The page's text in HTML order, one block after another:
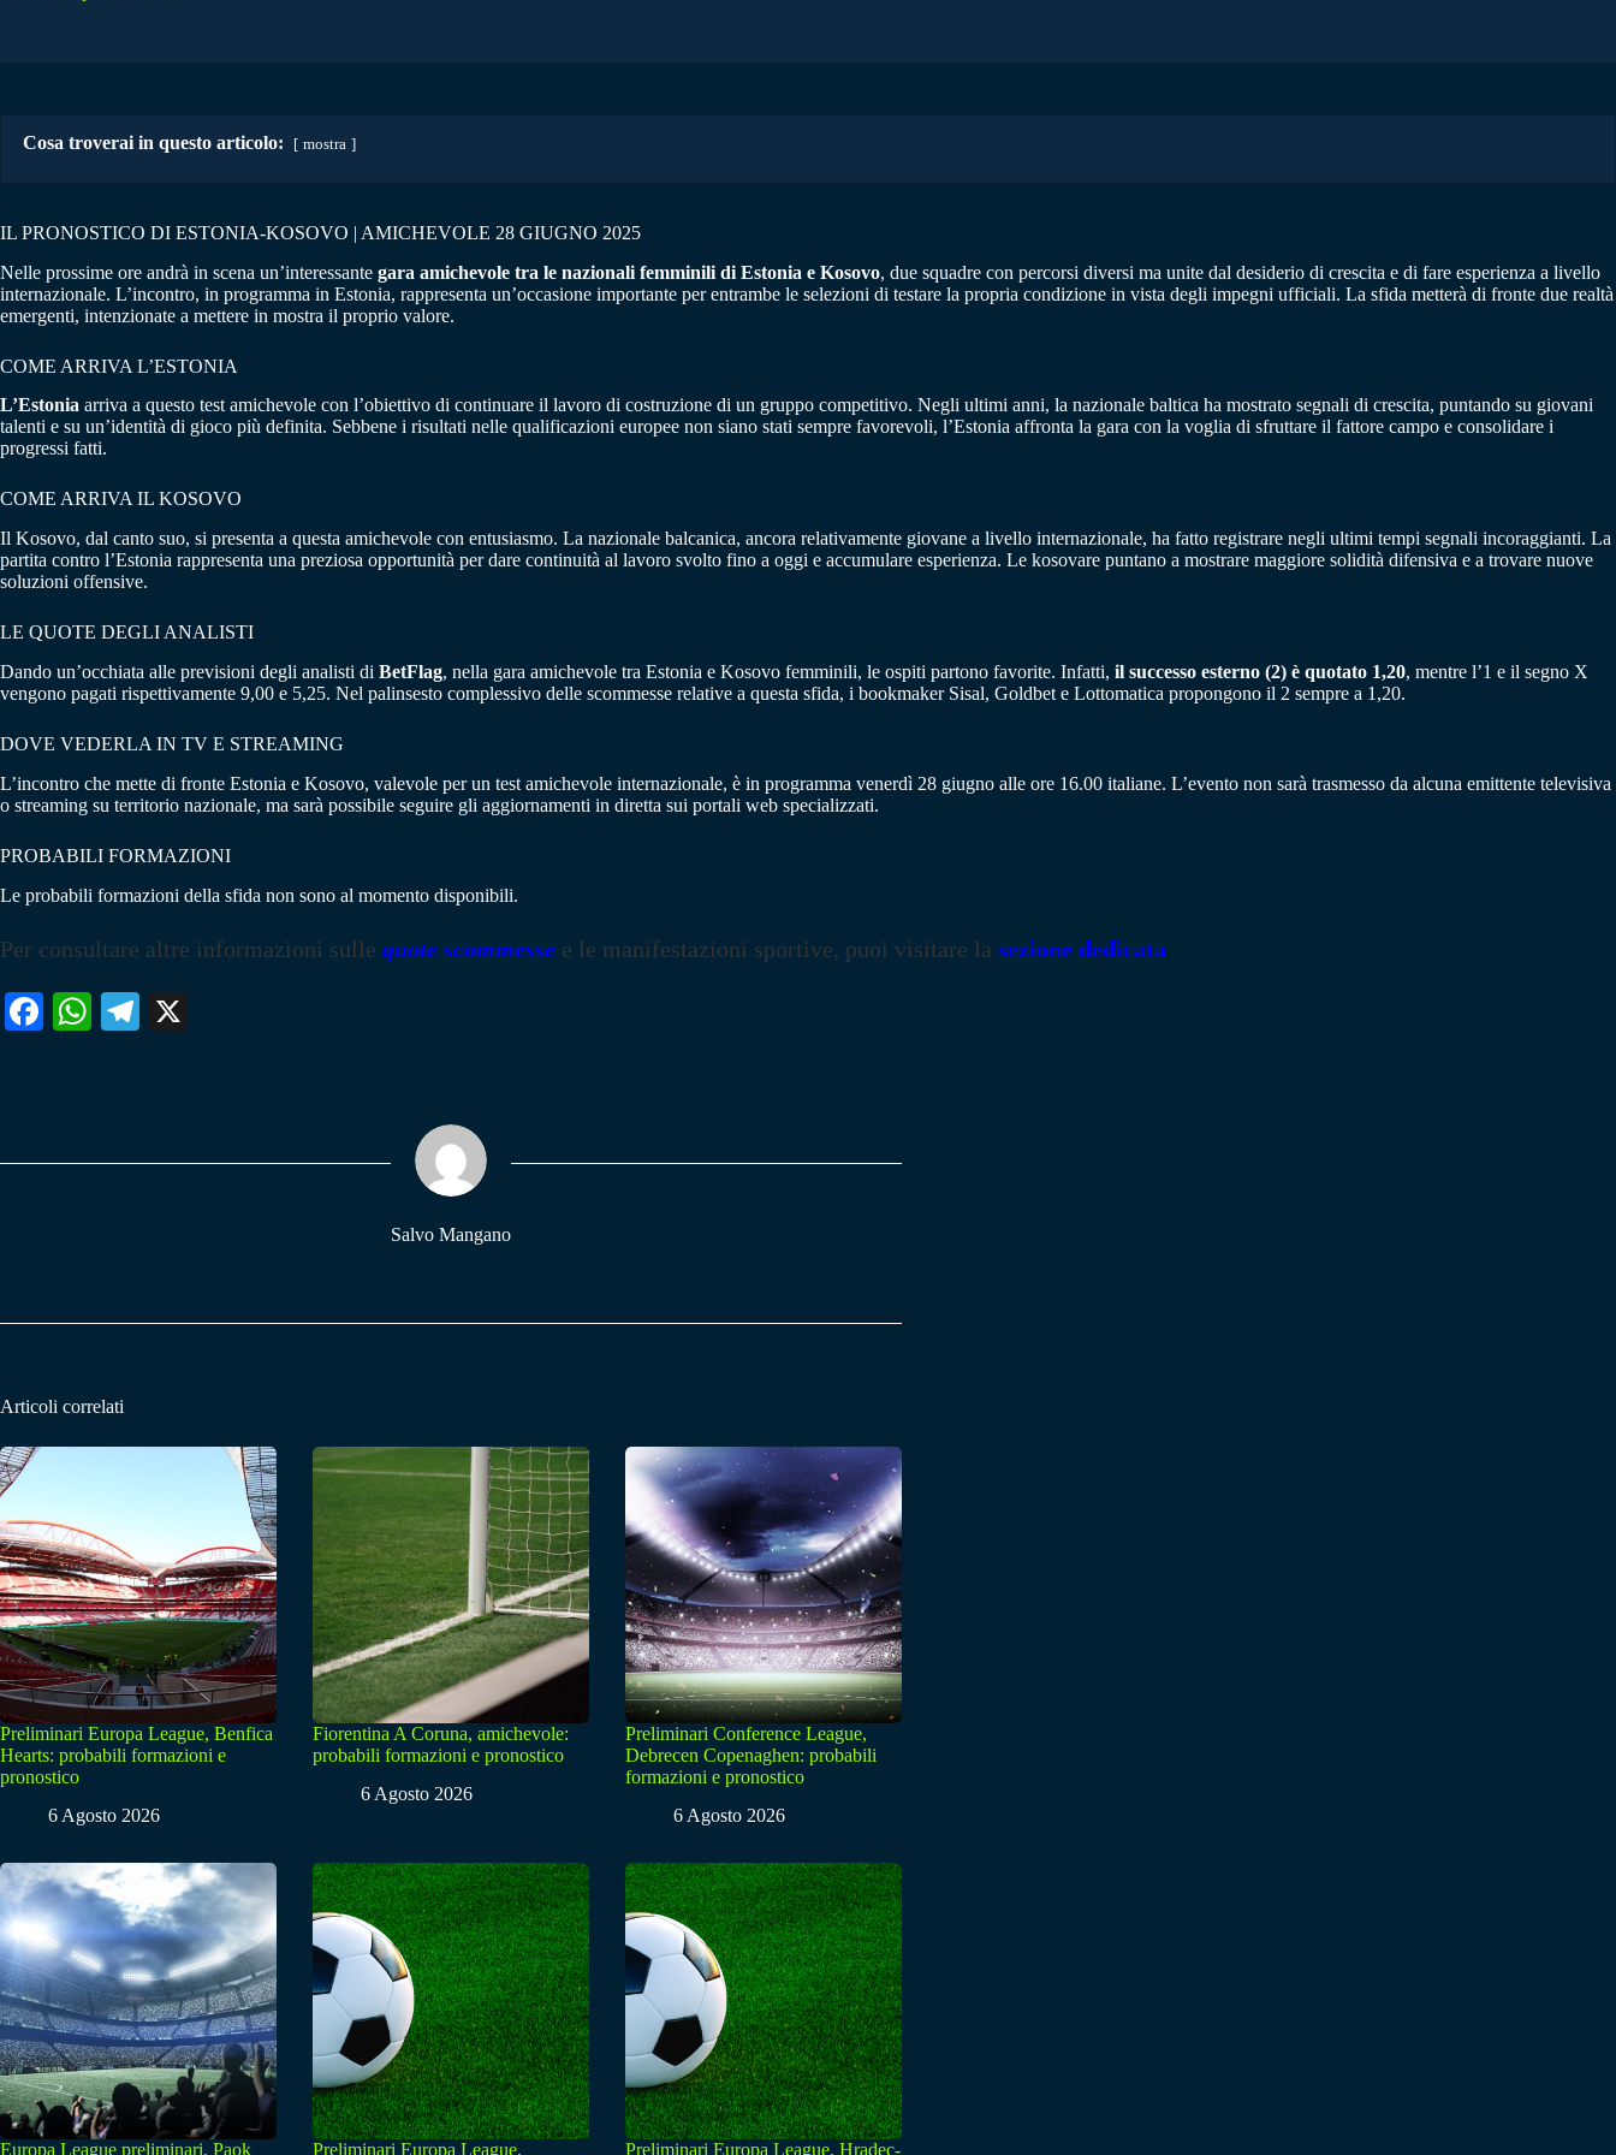
Cosa troverai in questo articolo: mostra
IL PRONOSTICO DI ESTONIA-KOSOVO | AMICHEVOLE 28 GIUGNO 2025
Nelle prossime ore andrà in scena un’interessante gara amichevole tra le nazionali femminili di Estonia e Kosovo, due squadre con percorsi diversi ma unite dal desiderio di crescita e di fare esperienza a livello
internazionale. L’incontro, in programma in Estonia, rappresenta un’occasione importante per entrambe le selezioni di testare la propria condizione in vista degli impegni ufficiali. La sfida metterà di fronte due realtà
emergenti, intenzionate a mettere in mostra il proprio valore.
COME ARRIVA L’ESTONIA
L’Estonia arriva a questo test amichevole con l’obiettivo di continuare il lavoro di costruzione di un gruppo competitivo. Negli ultimi anni, la nazionale baltica ha mostrato segnali di crescita, puntando su giovani
talenti e su un’identità di gioco più definita. Sebbene i risultati nelle qualificazioni europee non siano stati sempre favorevoli, l’Estonia affronta la gara con la voglia di sfruttare il fattore campo e consolidare i
progressi fatti.
COME ARRIVA IL KOSOVO
Il Kosovo, dal canto suo, si presenta a questa amichevole con entusiasmo. La nazionale balcanica, ancora relativamente giovane a livello internazionale, ha fatto registrare negli ultimi tempi segnali incoraggianti. La
partita contro l’Estonia rappresenta una preziosa opportunità per dare continuità al lavoro svolto fino a oggi e accumulare esperienza. Le kosovare puntano a mostrare maggiore solidità difensiva e a trovare nuove
soluzioni offensive.
LE QUOTE DEGLI ANALISTI
Dando un’occhiata alle previsioni degli analisti di BetFlag, nella gara amichevole tra Estonia e Kosovo femminili, le ospiti partono favorite. Infatti, il successo esterno (2) è quotato 1,20, mentre l’1 e il segno X
vengono pagati rispettivamente 9,00 e 5,25. Nel palinsesto complessivo delle scommesse relative a questa sfida, i bookmaker Sisal, Goldbet e Lottomatica propongono il 2 sempre a 1,20.
DOVE VEDERLA IN TV E STREAMING
L’incontro che mette di fronte Estonia e Kosovo, valevole per un test amichevole internazionale, è in programma venerdì 28 giugno alle ore 16.00 italiane. L’evento non sarà trasmesso da alcuna emittente televisiva
o streaming su territorio nazionale, ma sarà possibile seguire gli aggiornamenti in diretta sui portali web specializzati.
PROBABILI FORMAZIONI
Le probabili formazioni della sfida non sono al momento disponibili.
Per consultare altre informazioni sulle quote scommesse e le manifestazioni sportive, puoi visitare la sezione dedicata
Fa W
pp
Te
m
Salvo Mangano
Articoli correlati
Preliminari Europa League, Benfica
Hearts: probabili formazioni e
pronostico
6 Agosto 2026
Fiorentina A Coruna, amichevole:
probabili formazioni e pronostico
6 Agosto 2026
Preliminari Conference League,
Debrecen Copenaghen: probabili
formazioni e pronostico
6 Agosto 2026
Europa League preliminari, Paok Preliminari Europa League, Preliminari Europa League, Hradec-